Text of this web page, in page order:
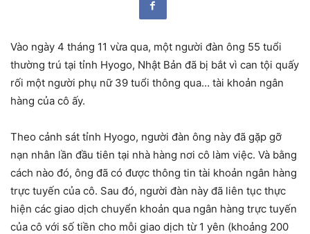
Vào ngày 4 tháng 11 vừa qua, một người đàn ông 55 tuổi
thường trú tại tỉnh Hyogo, Nhật Bản đã bị bắt vì can tội quấy
rối một người phụ nữ 39 tuổi thông qua… tài khoản ngân
hàng của cô ấy.
Theo cảnh sát tỉnh Hyogo, người đàn ông này đã gặp gỡ
nạn nhân lần đầu tiên tại nhà hàng nơi cô làm việc. Và bằng
cách nào đó, ông đã có được thông tin tài khoản ngân hàng
trực tuyến của cô. Sau đó, người đàn này đã liên tục thực
hiện các giao dịch chuyển khoản qua ngân hàng trực tuyến
của cô với số tiền cho mỗi giao dịch từ 1 yên (khoảng 200